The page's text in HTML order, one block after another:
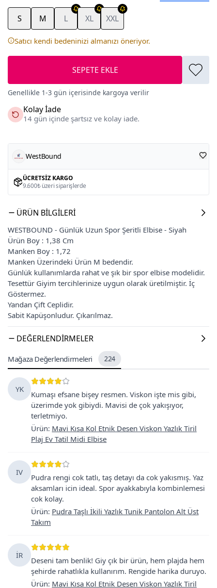
S M L XL XXL
Satıcı kendi bedeninizi almanızı öneriyor.
SEPETE EKLE
Genellikle 1-3 gün içerisinde kargoya verilir
Kolay İade
14 gün içinde şartsız ve kolay iade.
WestBound
ÜCRETSIZ KARGO
9.600₺ üzeri siparişlerde
ÜRÜN BILGILERI
WESTBOUND - Günlük Uzun Spor Şeritli Elbise - Siyah
Ürün Boy : 1,38 Cm
Manken Boy : 1,72
Manken Üzerindeki Ürün M bedendir.
Günlük kullanımlarda rahat ve şık bir spor elbise modelidir.
Tesettür Giyim tercihlerinize uygun olarak üretilmiştir. İç
Göstermez.
Yandan Çift Ceplidir.
Sabit Kapüşonludur. Çıkarılmaz.
DEĞERLENDIRMELER
Mağaza Değerlendirmeleri 224
YK
Kumaşı efsane bişey resmen. Viskon işte mis gibi,
üzerimde yok gibiydi. Mavisi de çok yakışıyor,
terletmiyo.
Ürün: Mavi Kısa Kol Etnik Desen Viskon Yazlık Tiril
Plaj Ev Tatil Midi Elbise
IV
Pudra rengi cok tatlı, taş detayı da cok yakısmış. Yaz
aksamları icin ideal. Spor ayakkabıyla kombinlemesi
cok kolay.
Ürün: Pudra Taşlı İkili Yazlık Tunik Pantolon Alt Üst
Takım
İR
Deseni tam benlik! Giy çık bir ürün, hem plajda hem
şehirde rahatlıkla kullanırım. Rengide harika duruyo.
Ürün: Mavi Kısa Kol Etnik Desen Viskon Yazlık Tiril